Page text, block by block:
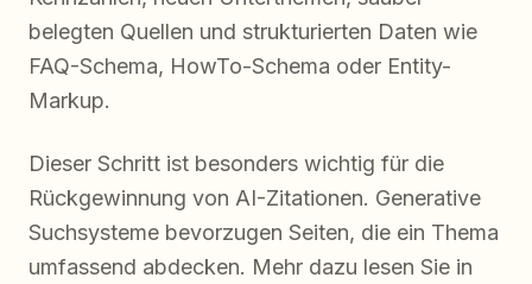
belegten Quellen und strukturierten Daten wie
FAQ-Schema, HowTo-Schema oder Entity-
Markup.
Dieser Schritt ist besonders wichtig für die
Rückgewinnung von AI-Zitationen. Generative
Suchsysteme bevorzugen Seiten, die ein Thema
umfassend abdecken. Mehr dazu lesen Sie in